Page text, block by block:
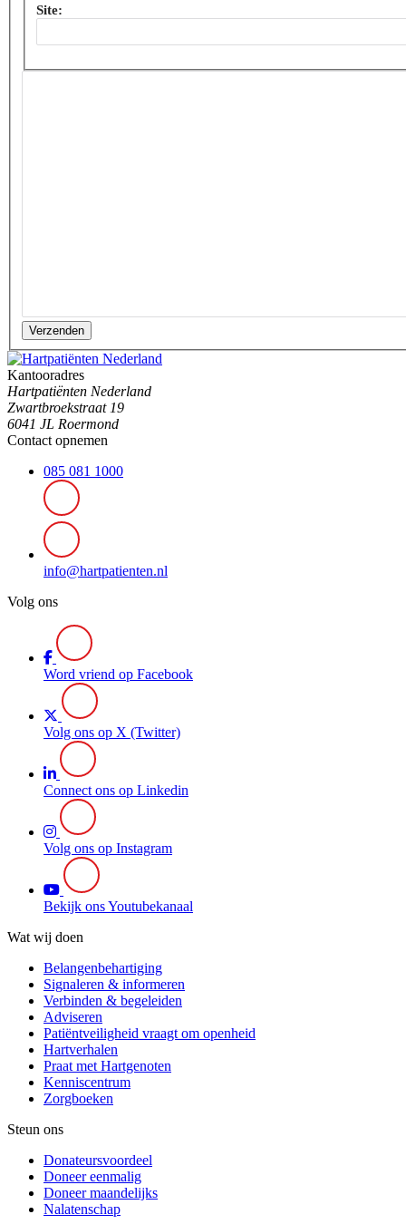
Site:
Verzenden
Kantooradres
Hartpatiënten Nederland
Zwartbroekstraat 19
6041 JL Roermond
Contact opnemen
085 081 1000
info@hartpatienten.nl
Volg ons
Word vriend op Facebook
Volg ons op X (Twitter)
Connect ons op Linkedin
Volg ons op Instagram
Bekijk ons Youtubekanaal
Wat wij doen
Belangenbehartiging
Signaleren & informeren
Verbinden & begeleiden
Adviseren
Patiëntveiligheid vraagt om openheid
Hartverhalen
Praat met Hartgenoten
Kenniscentrum
Zorgboeken
Steun ons
Donateursvoordeel
Doneer eenmalig
Doneer maandelijks
Nalatenschap